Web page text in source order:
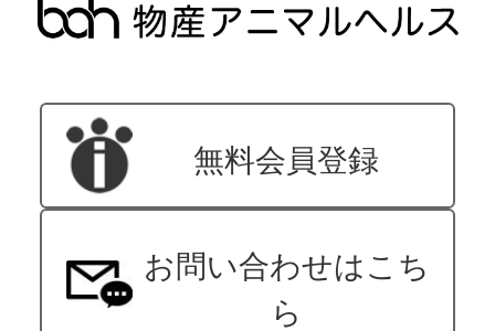
無料会員登録
お問い合わせはこち
ら